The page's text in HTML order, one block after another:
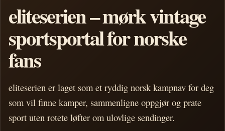
eliteserien – mørk vintage
sportsportal for norske
fans
eliteserien er laget som et ryddig norsk kampnav for deg
som vil finne kamper, sammenligne oppgjør og prate
sport uten rotete løfter om ulovlige sendinger.